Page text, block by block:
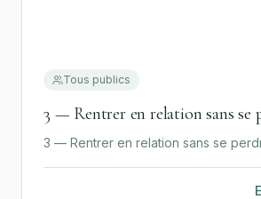
Tous publics
3 — Rentrer en relation sans se
3 — Rentrer en relation sans se